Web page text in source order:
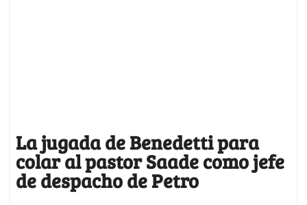
La jugada de Benedetti para
colar al pastor Saade como jefe
de despacho de Petro